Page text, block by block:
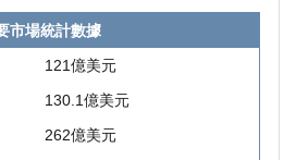
市場統計數據
121億美元
130.1億美元
262億美元